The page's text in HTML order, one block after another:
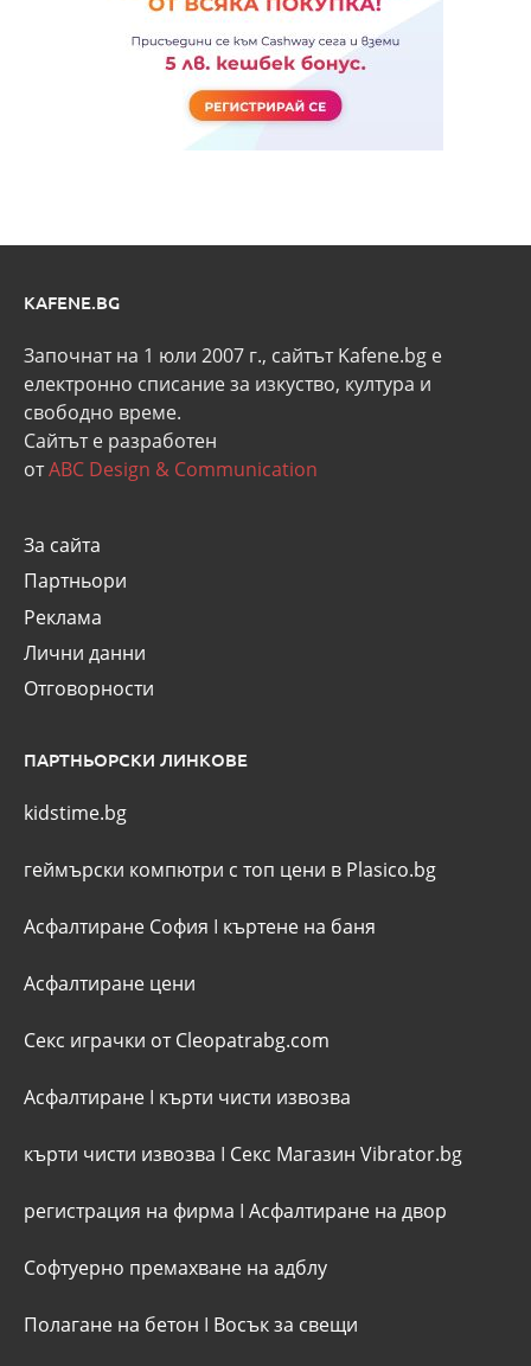
KAFENE.BG
Започнат на 1 юли 2007 г., сайтът Kafene.bg e
eлектронно списание за изкуство, култура и
свободно време.
Сайтът е разработен
отABC Design & Communication
За сайта
Партньори
Реклама
Лични данни
Отговорности
ПАРТНЬОРСКИ ЛИНКОВЕ
kidstime.bg
геймърски компютри с топ цени в Plasico.bg
Асфалтиране София I къртене на баня
Асфалтиране цени
Секс играчки от Cleopatrabg.com
Асфалтиране I кърти чисти извозва
кърти чисти извозва I Секс Магазин Vibrator.bg
регистрация на фирма I Асфалтиране на двор
Софтуерно премахване на адблу
Полагане на бетон I Восък за свещи